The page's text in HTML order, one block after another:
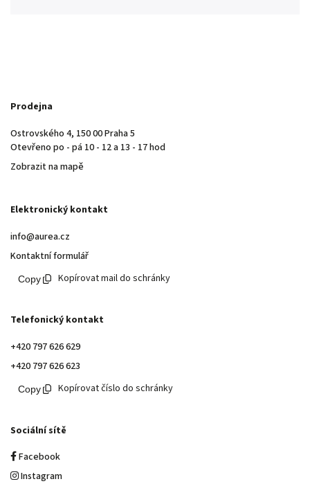
Prodejna
Ostrovského 4, 150 00 Praha 5
Otevřeno po - pá 10 - 12 a 13 - 17 hod
Zobrazit na mapě
Elektronický kontakt
info@aurea.cz
Kontaktní formulář
Kopírovat mail do schránky
Telefonický kontakt
+420 797 626 629
+420 797 626 623
Kopírovat číslo do schránky
Sociální sítě
Facebook
Instagram